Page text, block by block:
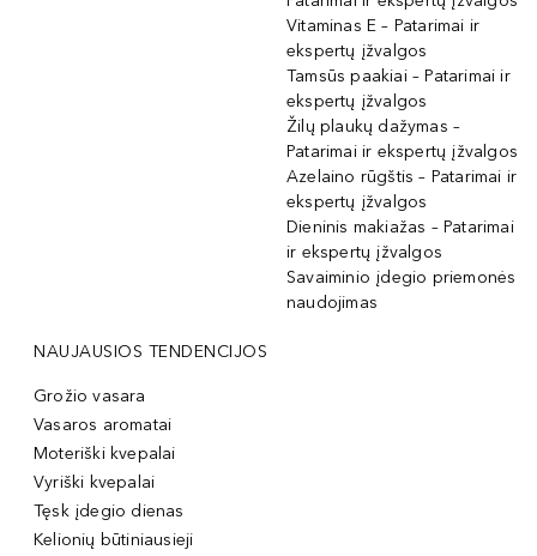
Vitaminas E – Patarimai ir
ekspertų įžvalgos
Tamsūs paakiai – Patarimai ir
ekspertų įžvalgos
Žilų plaukų dažymas –
Patarimai ir ekspertų įžvalgos
Azelaino rūgštis – Patarimai ir
ekspertų įžvalgos
Dieninis makiažas – Patarimai
ir ekspertų įžvalgos
Savaiminio įdegio priemonės
naudojimas
NAUJAUSIOS TENDENCIJOS
Grožio vasara
Vasaros aromatai
Moteriški kvepalai
Vyriški kvepalai
Tęsk įdegio dienas
Kelionių būtiniausieji